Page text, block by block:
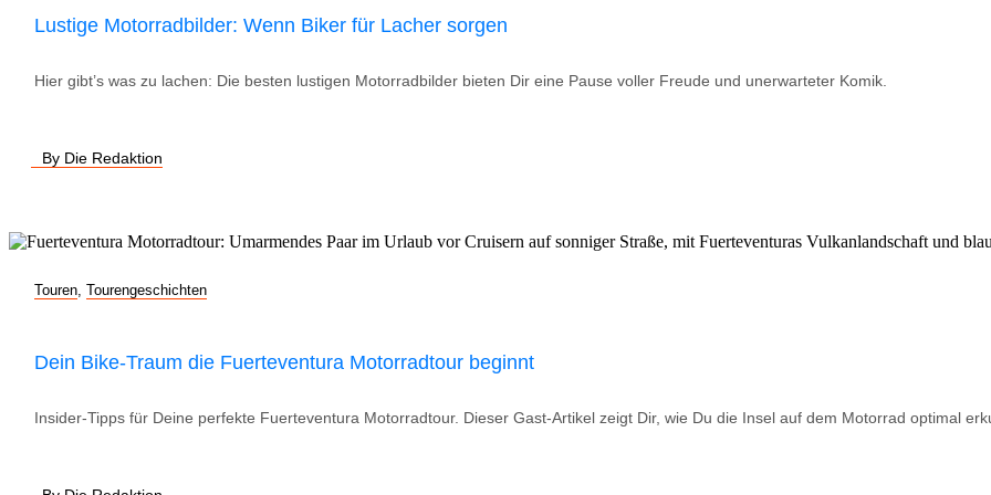
Lustige Motorradbilder: Wenn Biker für Lacher sorgen
Hier gibt’s was zu lachen: Die besten lustigen Motorradbilder bieten Dir eine Pause voller Freude und unerwarteter Komik.
By Die Redaktion
Touren Tourengeschichten
Dein Bike-Traum die Fuerteventura Motorradtour beginnt
Insider-Tipps für Deine perfekte Fuerteventura Motorradtour. Dieser Gast-Artikel zeigt Dir, wie Du die Insel auf dem Motorrad optimal